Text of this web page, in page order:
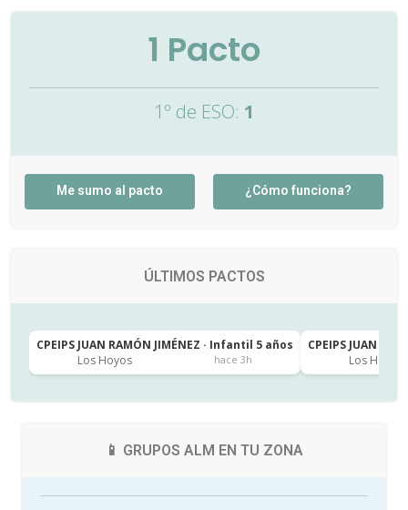
1 Pacto
1º de ESO: 1
Me sumo al pacto ¿Cómo funciona?
ÚLTIMOS PACTOS
CPEIPS JUAN RAMÓN JIMÉNEZ · Infantil 5 años
Los Hoyos
hace 3h
CPEIPS JUAN
Los Hoyos
📱 GRUPOS ALM EN TU ZONA